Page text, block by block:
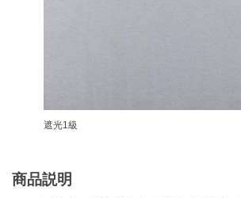
遮光1級
商品説明